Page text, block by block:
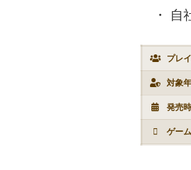
自
プレ
対象
発売
ゲー